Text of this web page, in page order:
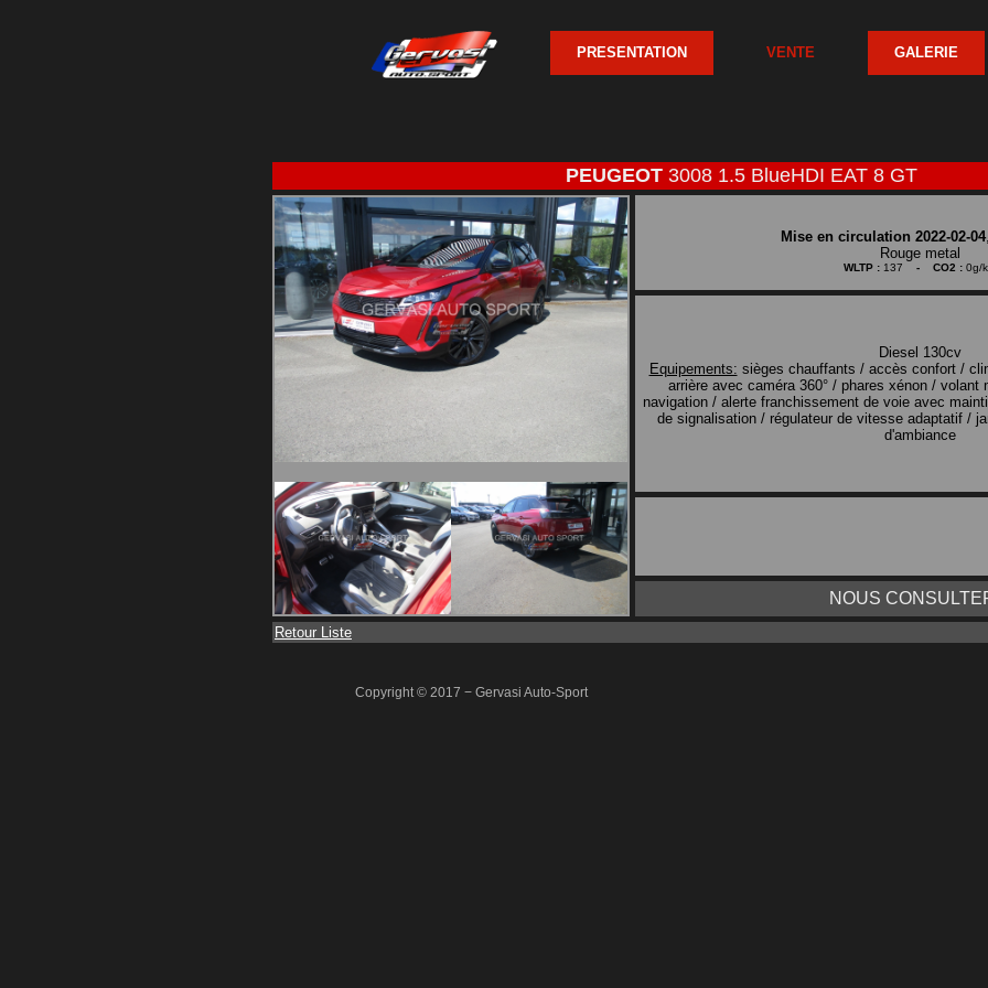
PRESENTATION VENTE GALERIE
PEUGEOT 3008 1.5 BlueHDI EAT 8 GT
Mise en circulation 2022-02-04
Rouge metal
WLTP : 137 - CO2 : 0g/
Diesel 130cv
Equipements: sièges chauffants / accès confort /
arrière avec caméra 360° / phares xénon /
navigation / alerte franchissement de voie avec
de signalisation / régulateur de vitesse adaptatif /
d'ambiance
NOUS
Retour Liste
Copyright © 2017 − Gervasi Auto-Sport